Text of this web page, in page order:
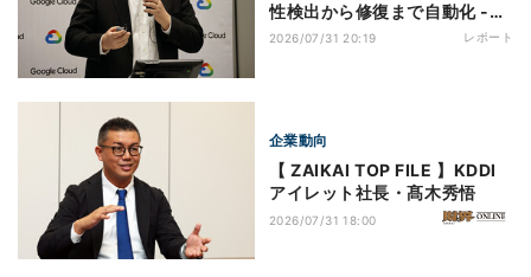
性検出から修復まで自動化 -
「Google AI Threat
2026/07/31 20:19 レポート
企業動向
【 ZAIKAI TOP FILE 】KDDI
アイレット社長・髙木秀悟
2026/07/31 18:00